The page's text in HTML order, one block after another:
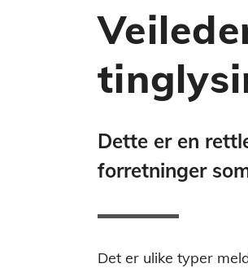
Dette er en
forretninger
Det er ulike typer